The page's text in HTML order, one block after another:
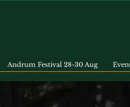
Andrum Festival 28-30 Aug